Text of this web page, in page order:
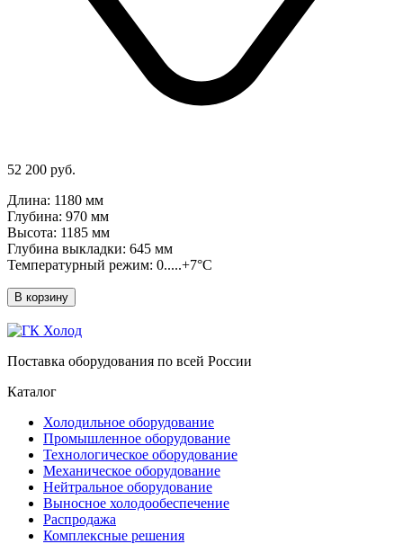
52 200 руб.
Длина: 1180 мм
Глубина: 970 мм
Высота: 1185 мм
Глубина выкладки: 645 мм
Температурный режим: 0.....+7°C
В корзину
Поставка оборудования по всей России
Каталог
Холодильное оборудование
Промышленное оборудование
Технологическое оборудование
Механическое оборудование
Нейтральное оборудование
Выносное холодообеспечение
Распродажа
Комплексные решения